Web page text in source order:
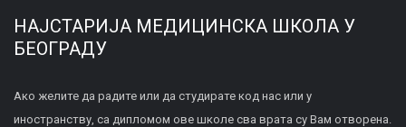
НАЈСТАРИЈА МЕДИЦИНСКА ШКОЛА У
БЕОГРАДУ
Ако желите да радите или да студирате код нас или у
иностранству, са дипломом ове школе сва врата су Вам отворена.